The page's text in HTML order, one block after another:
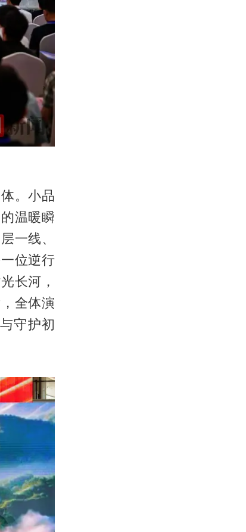
。小品
温暖瞬
一线、
位逆行
长河，
全体演
守护初